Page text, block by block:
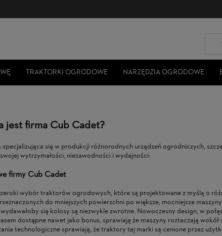
TRAKTORKI OGRODOWE NARZĘDZIA OGRODOWE
jest firma Cub Cadet?
się w produkcji różnorodnych urządzeń ogrodniczych,
wytrzymałości, niezawodności i wydajności:
firmy Cub Cadet
wybór traktorów ogrodowych, które są projektowane z myślą o
do mniejszych powierzchni po większe, mocniejsze
się kolosy są niezwykle zwrotne. Nowoczesny design, w
dostępne nawet jako bonus, sprawiają że maszyny roztaczają
technologiczne sprawiają, że traktory tej marki są cenione przez